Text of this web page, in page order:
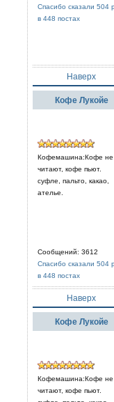
Спасибо сказали 504
в 448 постах
Наверх
Кофе Лукойе
Кофемашина:Кофе не
читают, кофе пьют.
суфле, пальто, какао,
ателье.
Сообщений: 3612
Спасибо сказали 504
в 448 постах
Наверх
Кофе Лукойе
Кофемашина:Кофе не
читают, кофе пьют.